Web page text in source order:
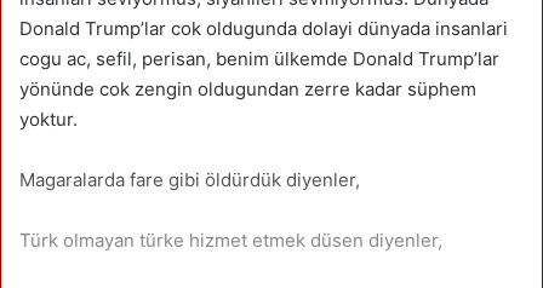
Donald Trump’lar cok oldugunda dolayi dünyada insanlari
cogu ac, sefil, perisan, benim ülkemde Donald Trump’lar
yönünde cok zengin oldugundan zerre kadar süphem
yoktur.
Magaralarda fare gibi öldürdük diyenler,
Türk olmayan türke hizmet etmek düsen diyenler,